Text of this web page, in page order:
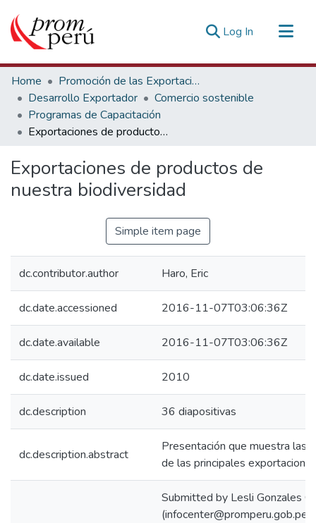
Log In (current)
Communities & Collections
All of DSpace
Statistics
Estadísticas Externas
Home
Promoción de las Exportaciones
Desarrollo Exportador
Comercio sostenible
Programas de Capacitación
Exportaciones de productos de nuestra biodiversidad
Exportaciones de productos de
nuestra biodiversidad
Simple item page
dc.contributor.author Haro, Eric
dc.date.accessioned 2016-11-07T03:06:36Z
dc.date.available 2016-11-07T03:06:36Z
dc.date.issued 2010
dc.description 36 diapositivas
dc.description.abstract
Presentación que muestra las
de las principales
Submitted by Lesli Gonzales